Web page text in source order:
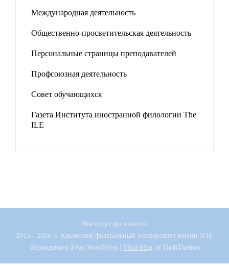
Международная деятельность
Общественно-просветительская деятельность
Персональные страницы преподавателей
Профсоюзная деятельность
Совет обучающихся
Газета Института иностранной филологии The
ILE
Институт филологии
2015 - 2026 © Крымский федеральный университет имени В.И.
ВернадскогоТема WordPress | Viral Mag от HashThemes